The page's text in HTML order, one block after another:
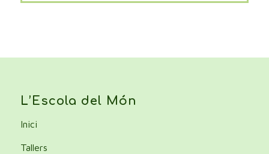
L’Escola del Món
Inici
Tallers